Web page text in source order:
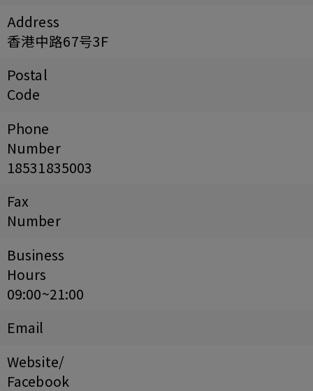
Address
香港中路67号3F
Postal
Code
Phone
Number
18531835003
Fax
Number
Business
Hours
09:00~21:00
Email
Website/
Facebook